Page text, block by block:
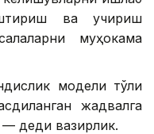
ва учириш
муҳокама
модели тўлиқ
жадвалга
— деди вазирлик.